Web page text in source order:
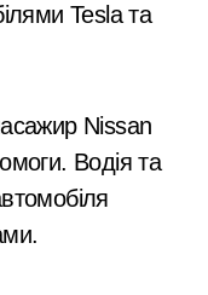
Tesla та
Nissan
Водія та